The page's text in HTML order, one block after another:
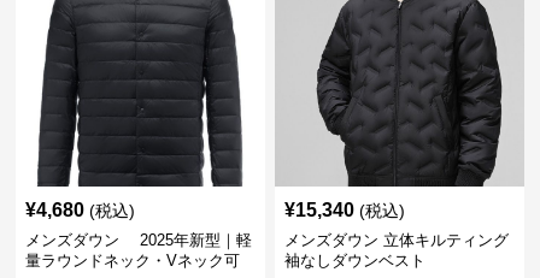
¥4,680 (税込)
メンズダウン 2025年新型｜軽
量ラウンドネック・Vネック可
¥15,340 (税込)
メンズダウン 立体キルティング
袖なしダウンベスト